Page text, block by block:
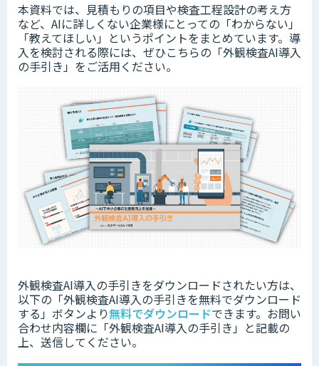
本資料では、見積もりの項目や検査工程設計の考え方
など、AIに詳しくない企業様にとっての「わからない」
「教えてほしい」というポイントをまとめています。 導
入を検討される際には、ぜひこちらの「外観検査AI導入
の手引き」をご活用ください。
外観検査AI導入の手引きをダウンロードされたい方は、
以下の「外観検査AI導入の手引きを無料でダウンロード
する」ボタンより無料でダウンロードできます。 お問い
合わせ内容欄に「外観検査AI導入の手引き」と記載の
上、送信してください。